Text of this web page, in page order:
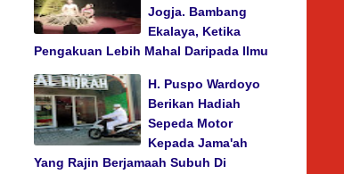
Jogja. Bambang
Ekalaya, Ketika
Pengakuan Lebih Mahal Daripada Ilmu
H. Puspo Wardoyo
Berikan Hadiah
Sepeda Motor
Kepada Jama'ah
Yang Rajin Berjamaah Subuh Di